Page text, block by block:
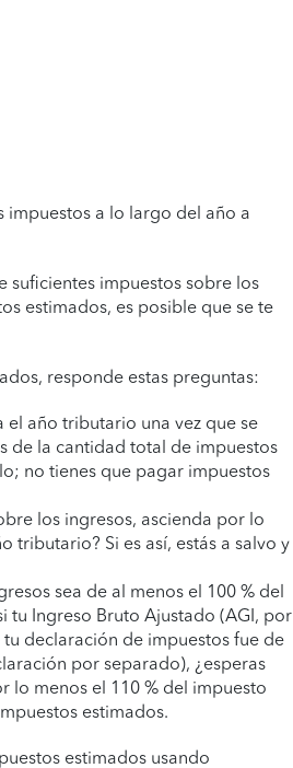
impuestos a lo largo del año a
suficientes impuestos sobre los
estimados, es posible que se te
responde estas preguntas:
el año tributario una vez que se
de la cantidad total de impuestos
no tienes que pagar impuestos
los ingresos, ascienda por lo
tributario? Si es así, estás a salvo y
sea de al menos el 100 % del
tu Ingreso Bruto Ajustado (AGI, por
declaración de impuestos fue de
por separado), ¿esperas
lo menos el 110 % del impuesto
estimados.
estimados usando